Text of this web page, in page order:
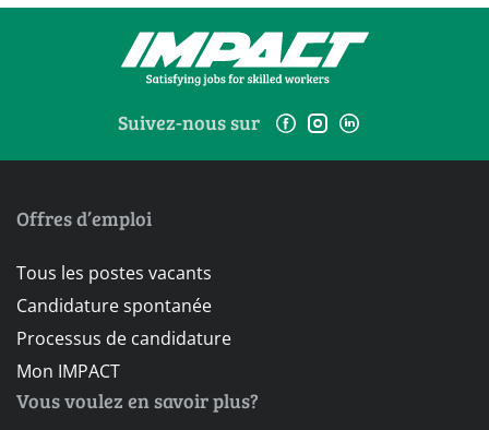
Suivez-nous sur
Offres d’emploi
Tous les postes vacants
Candidature spontanée
Processus de candidature
Mon IMPACT
Vous voulez en savoir plus?